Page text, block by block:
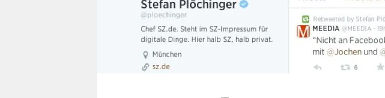
fragen & hilfe
unterstützen